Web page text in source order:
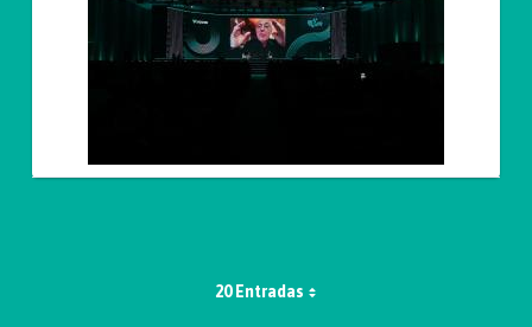
20 Entradas